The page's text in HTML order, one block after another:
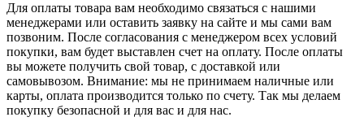
Для оплаты товара вам необходимо связаться с нашими
менеджерами или оставить заявку на сайте и мы сами вам
позвоним. После согласования с менеджером всех условий
покупки, вам будет выставлен счет на оплату. После оплаты
вы можете получить свой товар, с доставкой или
самовывозом. Внимание: мы не принимаем наличные или
карты, оплата производится только по счету. Так мы делаем
покупку безопасной и для вас и для нас.